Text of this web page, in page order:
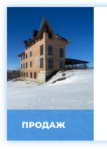
ПРОДАЖ